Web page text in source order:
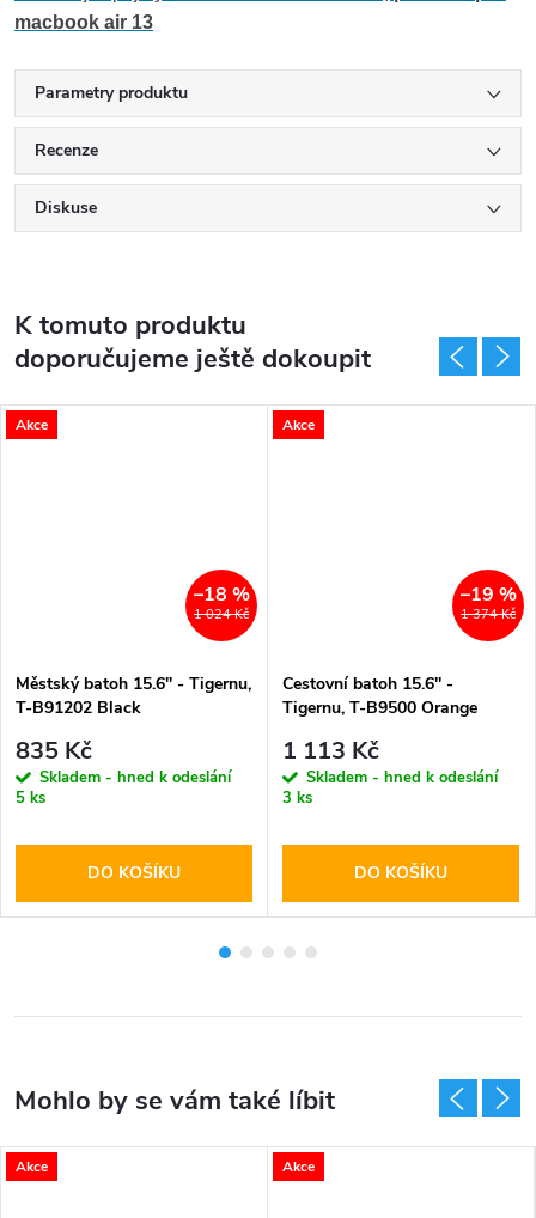
macbook air 13
Parametry produktu
Recenze
Diskuse
K tomuto produktu
doporučujeme ještě dokoupit
Akce
1 024 Kč
–18 %
Městský batoh 15.6'' - Tigernu,
T-B91202 Black
835 Kč
Skladem - hned k odeslání
5 ks
DO KOŠÍKU
Akce
1 374 Kč
–19 %
Cestovní batoh 15.6'' -
Tigernu, T-B9500 Orange
1 113 Kč
Skladem - hned k odeslání
3 ks
DO KOŠÍKU
Akce Akce